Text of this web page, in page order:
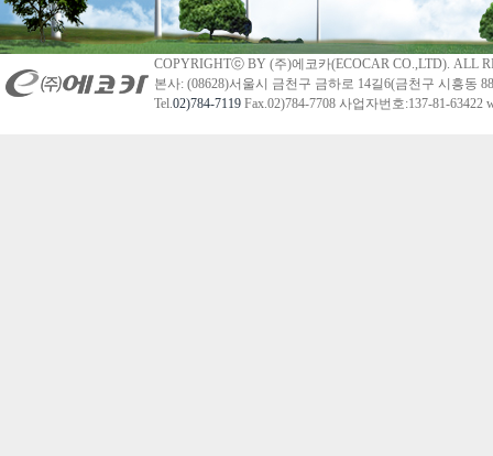
COPYRIGHTⓒ BY (주)에코카(ECOCAR CO.,LTD). ALL
본사: (08628)서울시 금천구 금하로 14길6(금천구 시흥동
Tel.02)784-7119 Fax.02)784-7708 사업자번호:137-81-63422